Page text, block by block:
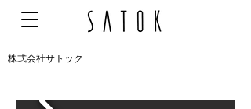
株式会社サトック